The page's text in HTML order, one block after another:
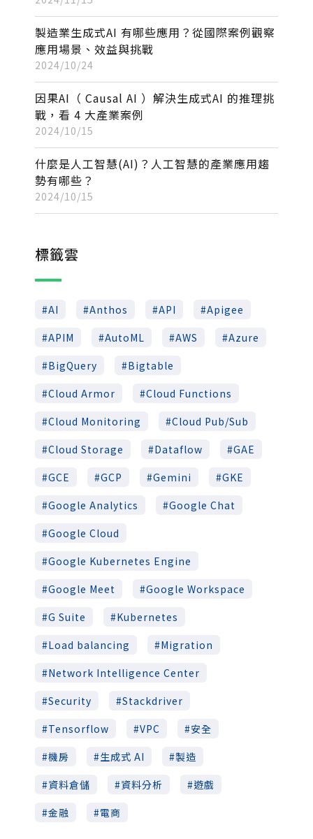
製造業生成式AI 有哪些應用？從國際案例觀察
應用場景、效益與挑戰
2024/10/24
因果AI（ Causal AI ）解決生成式AI 的推理挑
戰，看 4 大產業案例
2024/10/15
什麼是人工智慧(AI)？人工智慧的產業應用趨
勢有哪些？
2024/10/15
標籤雲
AI Anthos API
Apigee
APIM
AutoML AWS
Azure
BigQuery
Bigtable
Cloud Armor
Cloud Functions
Cloud Monitoring
Cloud Pub/Sub
Cloud Storage
Dataflow
GAE
GCE
GCP Gemini
GKE
Google Analytics
Google Chat
Google Cloud
Google Kubernetes Engine
Google Meet
Google Workspace
G Suite
Kubernetes
Load balancing
Migration
Network Intelligence Center
Security
Stackdriver
Tensorflow
VPC
安全
機房
生成式 AI
製造
資料倉儲
資料分析
遊戲
金融
電商